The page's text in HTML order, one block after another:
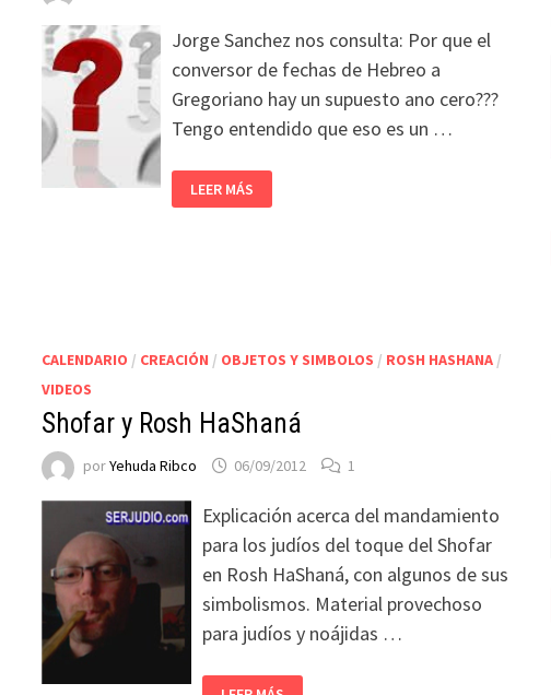
Jorge Sanchez nos consulta: Por que el
conversor de fechas de Hebreo a
Gregoriano hay un supuesto ano cero???
Tengo entendido que eso es un …
LEER MÁS
CALENDARIO / CREACIÓN / OBJETOS Y SIMBOLOS / ROSH HASHANA /
VIDEOS
Shofar y Rosh HaShaná
porYehuda Ribco 06/09/2012 1
Explicación acerca del mandamiento
para los judíos del toque del Shofar
en Rosh HaShaná, con algunos de sus
simbolismos. Material provechoso
para judíos y noájidas …